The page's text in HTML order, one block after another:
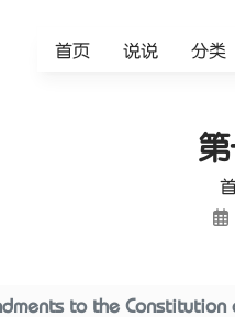
首页 说说 分类
to the